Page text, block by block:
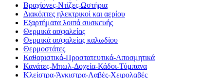
Βραχίονες-Ντίζες-Ωστήρια
Διακόπτες ηλεκτρικοί και αερίου
Εξαρτήματα λοιπά συσκευής
Θερμικά ασφαλείας
Θερμικά ασφαλείας καλωδίου
Θερμοστάτες
Καθαριστικά-Προστατευτικά-Αποσμητικά
Κανάτες-Μπωλ-Δοχεία-Κάδοι-Τύμπανα
Κλείστρα-Άγκιστρα-Λαβές-Χειρολαβές